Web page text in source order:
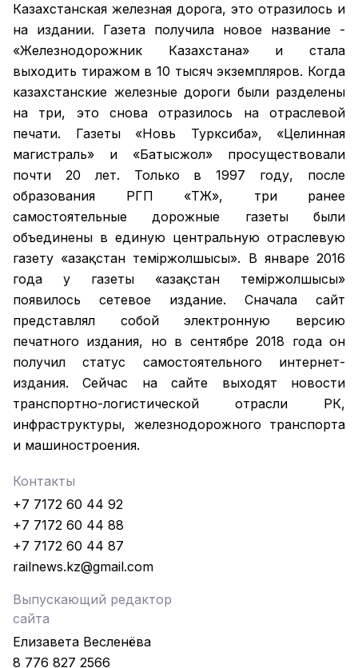
Казахстанская железная дорога, это отразилось и
на издании. Газета получила новое название -
«Железнодорожник Казахстана» и стала
выходить тиражом в 10 тысяч экземпляров. Когда
казахстанские железные дороги были разделены
на три, это снова отразилось на отраслевой
печати. Газеты «Новь Турксиба», «Целинная
магистраль» и «Батысжол» просуществовали
почти 20 лет. Только в 1997 году, после
образования РГП «ҚТЖ», три ранее
самостоятельные дорожные газеты были
объединены в единую центральную отраслевую
газету «Қазақстан темiржолшысы». В январе 2016
года у газеты «Қазақстан теміржолшысы»
появилось сетевое издание. Сначала сайт
представлял собой электронную версию
печатного издания, но в сентябре 2018 года он
получил статус самостоятельного интернет-
издания. Сейчас на сайте выходят новости
транспортно-логистической отрасли РК,
инфраструктуры, железнодорожного транспорта
и машиностроения.
Контакты
+7 7172 60 44 92
+7 7172 60 44 88
+7 7172 60 44 87
railnews.kz@gmail.com
Выпускающий редактор
сайта
Елизавета Весленёва
8 776 827 2566